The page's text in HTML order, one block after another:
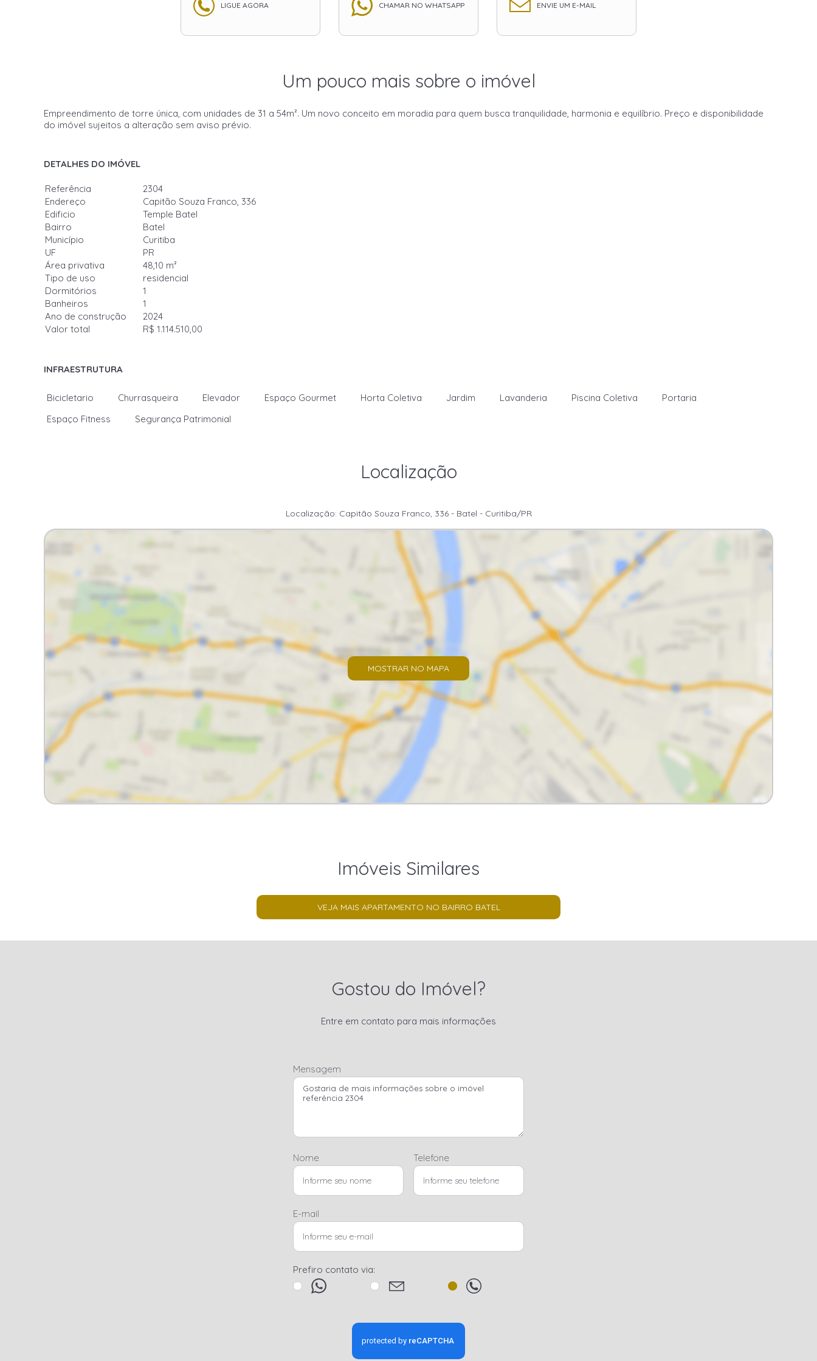
LIGUE AGORA CHAMAR NO WHATSAPP ENVIE UM E-MAIL
Um pouco mais sobre o imóvel
Empreendimento de torre única, com unidades de 31 a 54m². Um novo conceito em moradia para quem busca tranquilidade, harmonia e equilíbrio. Preço e disponibilidade
do imóvel sujeitos a alteração sem aviso prévio.
DETALHES DO IMÓVEL
Referência
2304
Endereço
Capitão Souza Franco, 336
Edificio
Temple Batel
Bairro
Batel
Município
Curitiba
UF
PR
Área privativa
48,10 m²
Tipo de uso
residencial
Dormitórios
1
Banheiros
1
Ano de construção
2024
Valor total
R$ 1.114.510,00
INFRAESTRUTURA
Bicicletario Churrasqueira Elevador Espaço Gourmet Horta Coletiva Jardim Lavanderia Piscina Coletiva
Portaria
Espaço Fitness
Segurança Patrimonial
Localização
Localização: Capitão Souza Franco, 336 - Batel - Curitiba/PR
MOSTRAR NO MAPA
Imóveis Similares
VEJA MAIS APARTAMENTO NO BAIRRO BATEL
Gostou do Imóvel?
Entre em contato para mais informações
Mensagem
Nome Telefone
E-mail
Prefiro contato via: